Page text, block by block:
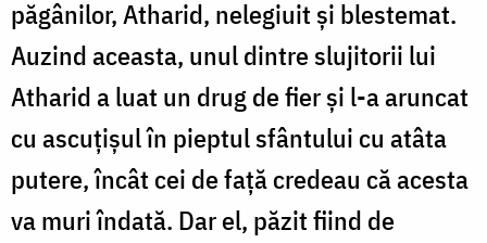
păgânilor, Atharid, nelegiuit şi blestemat.
Auzind aceasta, unul dintre slujitorii lui
Atharid a luat un drug de fier şi l-a aruncat
cu ascuţişul în pieptul sfântului cu atâta
putere, încât cei de faţă credeau că acesta
va muri îndată. Dar el, păzit fiind de